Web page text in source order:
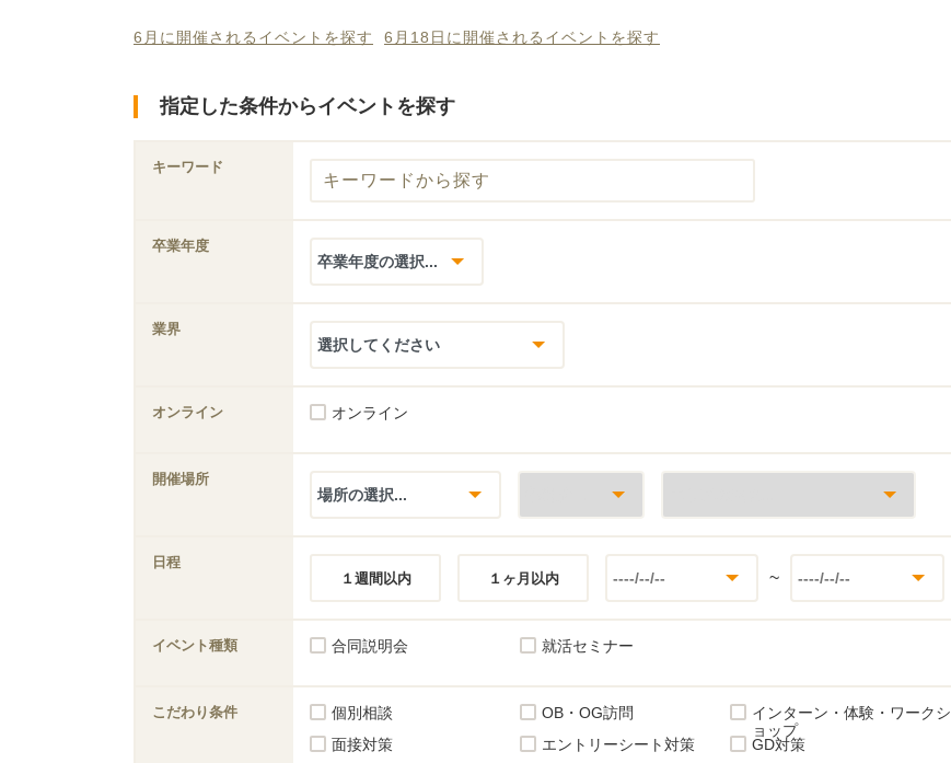
6月に開催されるイベントを探す 6月18日に開催されるイベントを探す
指定した条件からイベントを探す
キーワード
卒業年度
業界
オンライン オンライン
開催場所
日程
１週間以内
１ヶ月以内 ~
イベント種類 合同説明会 就活セミナー
こだわり条件 個別相談 OB・OG訪問
インターン・体験・ワークシ
ョップ
面接対策
エントリーシート対策
GD対策